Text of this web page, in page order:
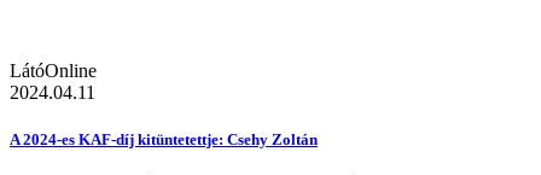
LátóOnline
2024.04.11
A 2024-es KAF-díj kitüntetettje: Csehy Zoltán